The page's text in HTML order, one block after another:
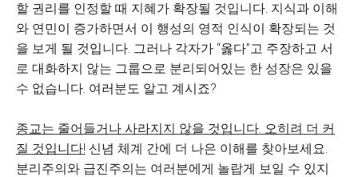
할 권리를 인정할 때 지혜가 확장될 것입니다. 지식과 이해
와 연민이 증가하면서 이 행성의 영적 인식이 확장되는 것
을 보게 될 것입니다. 그러나 각자가 “옳다”고 주장하고 서
로 대화하지 않는 그룹으로 분리되어있는 한 성장은 있을
수 없습니다. 여러분도 알고 계시죠?
종교는 줄어들거나 사라지지 않을 것입니다. 오히려 더 커
질 것입니다! 신념 체계 간에 더 나은 이해를 찾아보세요.
분리주의와 급진주의는 여러분에게 놀랍게 보일 수 있지